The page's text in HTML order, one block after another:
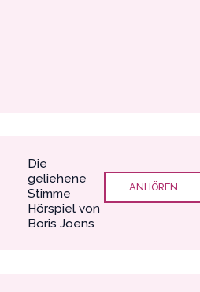
Die
geliehene
Stimme
Hörspiel von
Boris Joens
ANHÖREN